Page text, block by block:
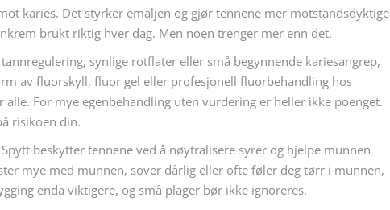
karies. Det styrker emaljen og gjør tennene mer motstandsdyktige
brukt riktig hver dag. Men noen trenger mer enn det.
synlige rotflater eller små begynnende kariesangrep,
av fluorskyll, fluor gel eller profesjonell fluorbehandling hos
For mye egenbehandling uten vurdering er heller ikke poenget.
risikoen din.
beskytter tennene ved å nøytralisere syrer og hjelpe munnen
mye med munnen, sover dårlig eller ofte føler deg tørr i munnen,
enda viktigere, og små plager bør ikke ignoreres.